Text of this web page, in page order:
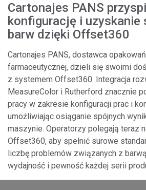
Cartonajes PANS
konfigurację i uzyskanie
barw dzięki Offset360
Cartonajes PANS, dostawca
farmaceutycznej, dzieli się swoimi
z systemem Offset360. Integracja
MeasureColor i Rutherford znacznie
pracy w zakresie konfiguracji prac i
umożliwiając osiąganie spójnych
maszynie. Operatorzy polegają teraz
Offset360, aby spełnić surowe
liczbę problemów związanych z
wydajność i pewność każdej serii